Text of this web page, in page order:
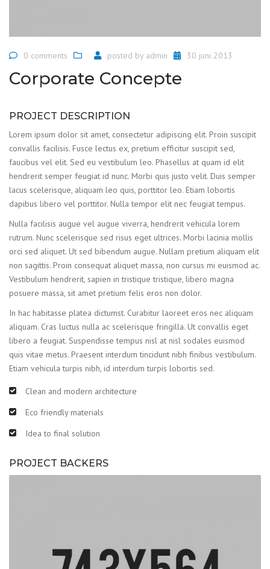
0 comments posted by admin 30 juni 2013
Corporate Concepte
PROJECT DESCRIPTION
Lorem ipsum dolor sit amet, consectetur adipiscing elit. Proin suscipit
convallis facilisis. Fusce lectus ex, pretium efficitur suscipit sed,
faucibus vel elit. Sed eu vestibulum leo. Phasellus at quam id elit
hendrerit semper feugiat id nunc. Morbi quis justo velit. Duis semper
lacus scelerisque, aliquam leo quis, porttitor leo. Etiam lobortis
dapibus libero vel porttitor. Nulla tempor elit nec feugiat tempus.
Nulla facilisis augue vel augue viverra, hendrerit vehicula lorem
rutrum. Nunc scelerisque sed risus eget ultrices. Morbi lacinia mollis
orci sed aliquet. Ut sed bibendum augue. Nullam pretium aliquam elit
non sagittis. Proin consequat aliquet massa, non cursus mi euismod ac.
Vestibulum hendrerit, sapien in tristique tristique, libero magna
posuere massa, sit amet pretium felis eros non dolor.
In hac habitasse platea dictumst. Curabitur laoreet eros nec aliquam
aliquam. Cras luctus nulla ac scelerisque fringilla. Ut convallis eget
libero a feugiat. Suspendisse tempus nisl at nisl sodales euismod
quis vitae metus. Praesent interdum tincidunt nibh finibus vestibulum.
Etiam vehicula turpis nibh, id interdum turpis lobortis sed.
Clean and modern architecture
Eco friendly materials
Idea to final solution
PROJECT BACKERS